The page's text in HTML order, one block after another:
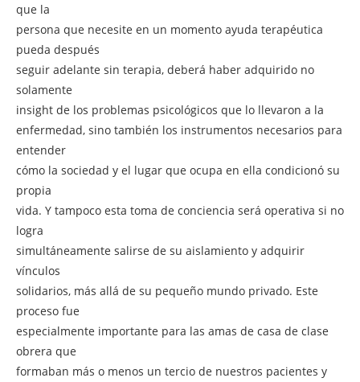
que la
persona que necesite en un momento ayuda terapéutica
pueda después
seguir adelante sin terapia, deberá haber adquirido no
solamente
insight de los problemas psicológicos que lo llevaron a la
enfermedad, sino también los instrumentos necesarios para
entender
cómo la sociedad y el lugar que ocupa en ella condicionó su
propia
vida. Y tampoco esta toma de conciencia será operativa si no
logra
simultáneamente salirse de su aislamiento y adquirir
vínculos
solidarios, más allá de su pequeño mundo privado. Este
proceso fue
especialmente importante para las amas de casa de clase
obrera que
formaban más o menos un tercio de nuestros pacientes y